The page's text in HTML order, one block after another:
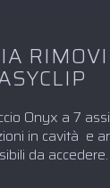
Onyx a 7
in cavità e
da accedere.